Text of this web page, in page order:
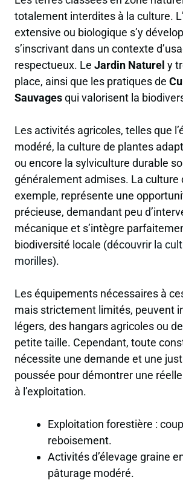
totalement interdites à la culture.
extensive ou biologique s’y
s’inscrivant dans un contexte
respectueux. Le Jardin Naturel y
place, ainsi que les pratiques de
Sauvagesqui valorisent la
Les activités agricoles, telles que
modéré, la culture de plantes
ou encore la sylviculture durable
généralement admises. La culture
exemple, représente une
précieuse, demandant peu
mécanique et s’intègre
biodiversité locale (découvrir la
morilles).
Les équipements nécessaires à
mais strictement limités, peuvent
légers, des hangars agricoles ou
petite taille. Cependant, toute
nécessite une demande et une
poussée pour démontrer une
à l’exploitation.
Exploitation forestière :
reboisement.
Activités d’élevage graine
pâturage modéré.